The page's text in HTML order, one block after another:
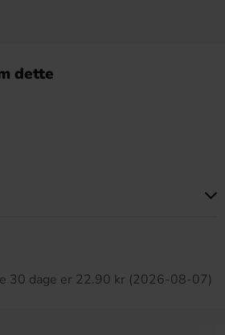
dette
30 dage er 22.90 kr (2026-08-07)